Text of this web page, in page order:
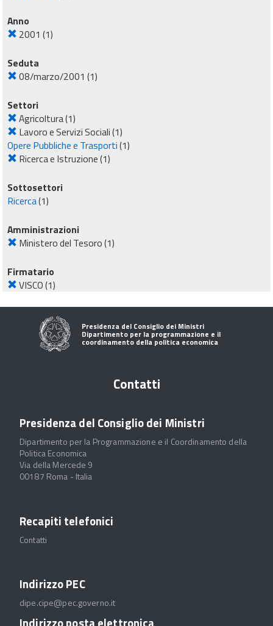
Anno
2001 (1)
Seduta
08/marzo/2001 (1)
Settori
Agricoltura(1)
Lavoro e Servizi Sociali(1)
Opere Pubbliche e Trasporti(1)
Ricerca e Istruzione(1)
Sottosettori
Ricerca(1)
Amministrazioni
Ministero del Tesoro(1)
Firmatario
VISCO(1)
Presidenza del Consiglio dei Ministri
Dipartimento per la programmazione e il
coordinamento della politica economica
Contatti
Presidenza del Consiglio dei Ministri
Dipartimento per la Programmazione e il Coordinamento della
Politica Economica
Via della Mercede 9
00187 Roma - Italia
Recapiti telefonici
Contatti
Indirizzo PEC
dipe.cipe@pec.governo.it